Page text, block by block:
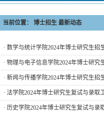
当前位置： 博士招生 最新动态
· 数学与统计学院2024年博士研究生招
· 物理与电子信息学院2024年博士研究
· 新闻与传播学院2024年博士研究生招
· 法学院2024年博士研究生复试与录取
· 历史学院2024年博士研究生复试与录